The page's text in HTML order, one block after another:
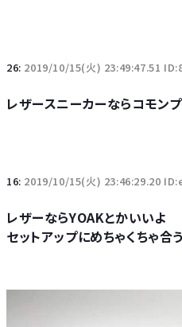
26: 2019/10/15(火) 23:49:47.51
レザースニーカーならコモン
16: 2019/10/15(火) 23:46:29.20
レザーならYOAKとかいいよ
セットアップにめちゃくちゃ合う